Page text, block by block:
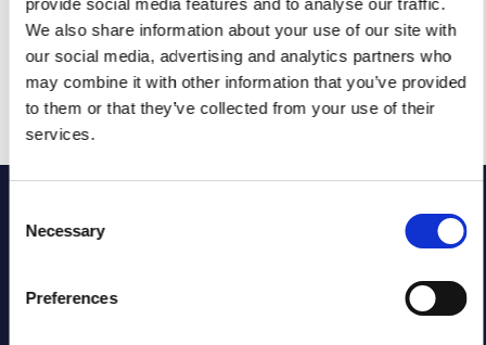
We also share information about your use of our site with
our social media, advertising and analytics partners who
may combine it with other information that you’ve provided
to them or that they’ve collected from your use of their
services.
Selection
Necessary
Preferences
Explorer d’autres finitions
Nos réalisations
Découvrez la polyvalence de l’usinage CNC des métaux
pour des projets de prototypage et de production en